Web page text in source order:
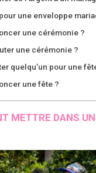
une enveloppe
une cérémonie ?
une cérémonie ?
quelqu’un pour une
une fête ?
METTRE DANS